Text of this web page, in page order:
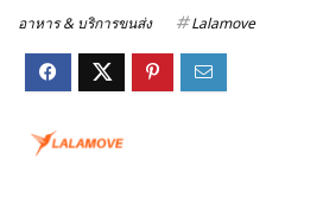
อาหาร & บริการขนส่ง Lalamove